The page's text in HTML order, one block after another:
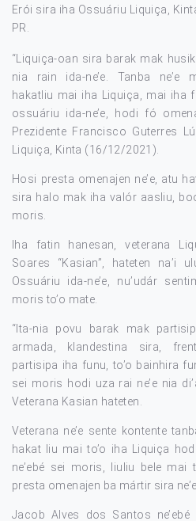
Erói sira iha Ossuáriu Liquiça,
PR.
“Liquiça-oan sira barak mak
nia rain ida-ne’e. Tanba ne’e
hakatliu mai iha Liquiça, mai iha
ossuáriu ida-ne’e, hodi fó
Prezidente Francisco Guterres
Liquiça, Kinta (16/12/2021).
Hosi presta omenajen ne’e, atu
sira halo mak iha valór aasliu,
moris.
Iha fatin hanesan, veterana
Soares “Kasian”, hateten na’i
Ossuáriu ida-ne’e, nu’udár
moris to’o mate.
“Ita-nia povu barak mak
armada, klandestina sira,
partisipa iha funu, to’o bainhira
sei moris hodi uza rai ne’e nia
Veterana Kasian hateten.
Veterana ne’e sente kontente
hakat liu mai to’o iha Liquiça
ne’ebé sei moris, liuliu bele mai
presta omenajen ba mártir sira
Jacob Alves dos Santos ne’ebé